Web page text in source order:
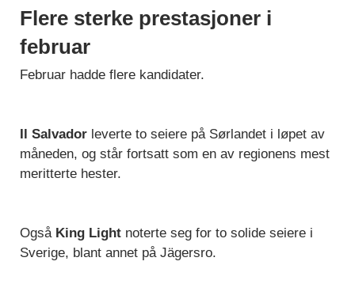
Flere sterke prestasjoner i
februar
Februar hadde flere kandidater.
Il Salvador leverte to seiere på Sørlandet i løpet av
måneden, og står fortsatt som en av regionens mest
meritterte hester.
Også King Light noterte seg for to solide seiere i
Sverige, blant annet på Jägersro.